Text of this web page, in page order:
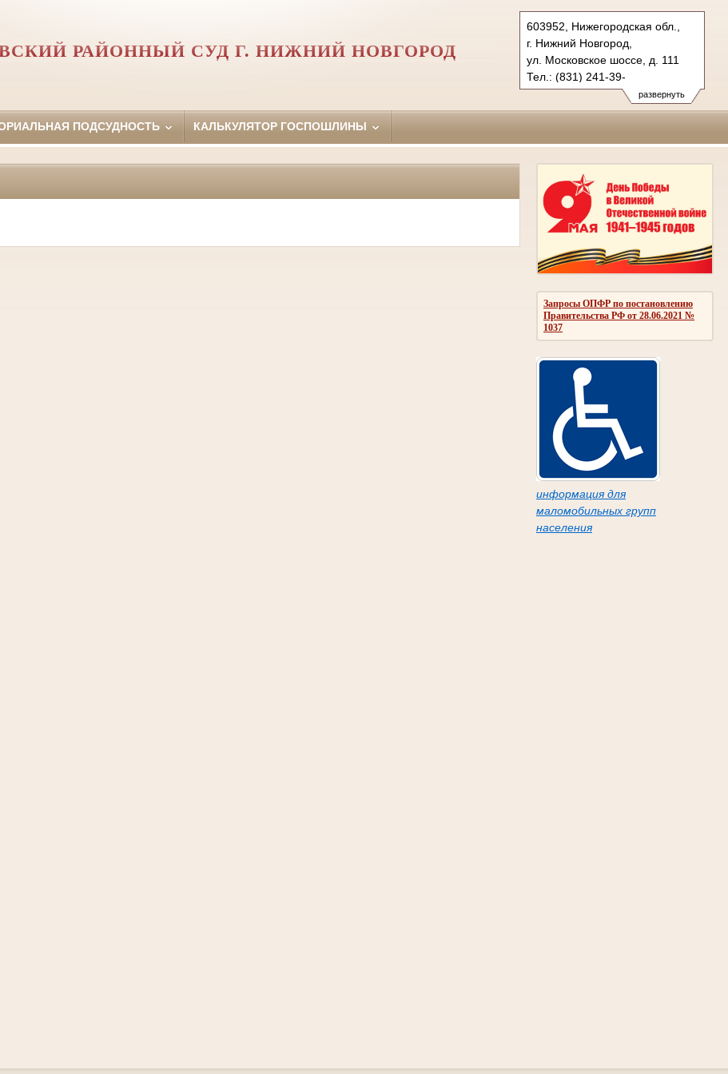
развернуть
603952, Нижегородская обл.,
г. Нижний Новгород,
ул. Московское шоссе, д. 111
Тел.: (831) 241-39-
71 (приемная суда)
241-99-28
РАЙОННЫЙ СУД Г. НИЖНИЙ НОВГОРОД
ПОДСУДНОСТЬ КАЛЬКУЛЯТОР ГОСПОШЛИНЫ
Запросы ОПФР по постановлению
Правительства РФ от 28.06.2021 №
1037
информация для
маломобильных групп
населения